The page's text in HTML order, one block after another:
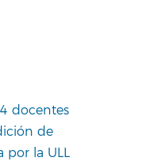
docentes
de
por la ULL